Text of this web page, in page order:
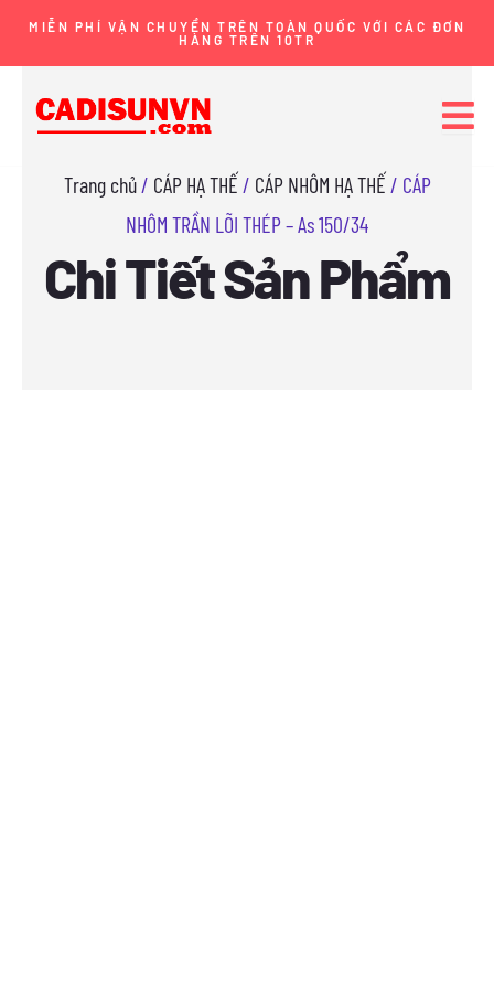
Nhảy
MIỄN PHÍ VẬN CHUYỂN TRÊN TOÀN QUỐC VỚI CÁC ĐƠN
HÀNG TRÊN 10TR
Trang chủ/ CÁP HẠ THẾ / CÁP NHÔM HẠ THẾ / CÁP
NHÔM TRẦN LÕI THÉP – As 150/34
Chi Tiết Sản Phẩm